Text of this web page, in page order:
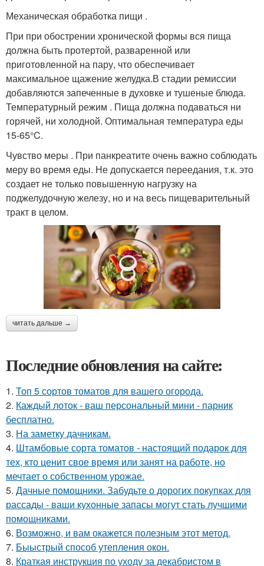
Механическая обработка пищи .
При при обострении хронической формы вся пища
должна быть протертой, разваренной или
приготовленной на пару, что обеспечивает
максимальное щажение желудка.В стадии ремиссии
добавляются запеченные в духовке и тушеные блюда.
Температурный режим . Пища должна подаваться ни
горячей, ни холодной. Оптимальная температура еды
15-65°C.
Чувство меры . При панкреатите очень важно соблюдать
меру во время еды. Не допускается переедания, т.к. это
создает не только повышенную нагрузку на
поджелудочную железу, но и на весь пищеварительный
тракт в целом.
читать дальше →
Последние обновления на сайте:
1. Топ 5 сортов томатов для вашего огорода.
2. Каждый лоток - ваш персональный мини - парник
бесплатно.
3. На заметку дачникам.
4. Штамбовые сорта томатов - настоящий подарок для
тех, кто ценит свое время или занят на работе, но
мечтает о собственном урожае.
5. Дачные помощники. Забудьте о дорогих покупках для
рассады - ваши кухонные запасы могут стать лучшими
помощниками.
6. Возможно, и вам окажется полезным этот метод.
7. Быыстрый способ утепления окон.
8. Краткая инструкция по уходу за декабристом в